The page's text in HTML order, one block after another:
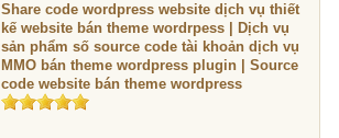
Share code wordpress website dịch vụ thiết
kế website bán theme wordrpess | Dịch vụ
sản phẩm số source code tài khoản dịch vụ
MMO bán theme wordpress plugin | Source
code website bán theme wordpress